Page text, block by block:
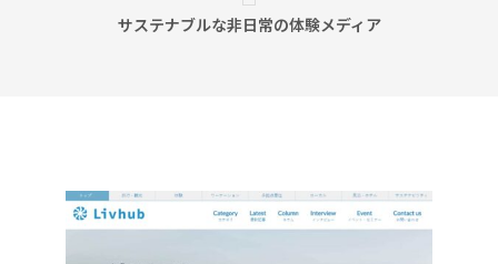
サステナブルな非日常の体験メディア